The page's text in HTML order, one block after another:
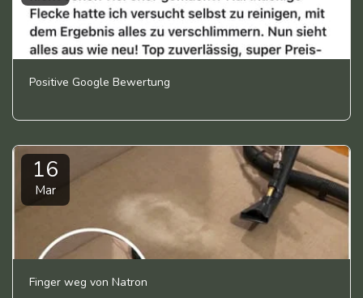
Positive Google Bewertung
16
Mar
Finger weg von Natron